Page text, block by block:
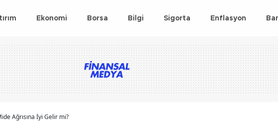
Ekonomi Borsa Bilgi Sigorta Enflasyon
Ağrısına İyi Gelir mi?